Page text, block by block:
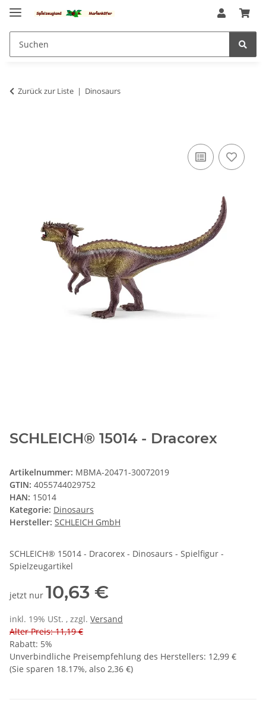
Zurück zur Liste Dinosaurs
SCHLEICH® 15014 - Dracorex
Artikelnummer: MBMA-20471-30072019
GTIN: 4055744029752
HAN: 15014
Kategorie: Dinosaurs
Hersteller: SCHLEICH GmbH
SCHLEICH® 15014 - Dracorex - Dinosaurs - Spielfigur -
Spielzeugartikel
jetzt nur 10,63 €
inkl. 19% USt. , zzgl. Versand
Alter Preis: 11,19 €
Rabatt: 5%
Unverbindliche Preisempfehlung des Herstellers: 12,99 €
(Sie sparen 18.17%, also 2,36 €)